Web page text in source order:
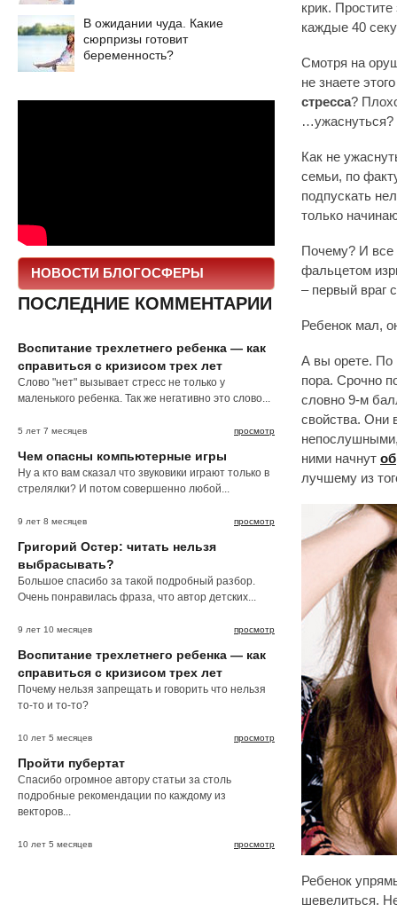
В ожидании чуда. Какие
сюрпризы готовит
беременность?
НОВОСТИ БЛОГОСФЕРЫ
ПОСЛЕДНИЕ КОММЕНТАРИИ
Воспитание трехлетнего ребенка — как
справиться с кризисом трех лет
Слово "нет" вызывает стресс не только у
маленького ребенка. Так же негативно это слово...
просмотр
5 лет 7 месяцев
Чем опасны компьютерные игры
Ну а кто вам сказал что звуковики играют только в
стрелялки? И потом совершенно любой...
просмотр
9 лет 8 месяцев
Григорий Остер: читать нельзя
выбрасывать?
Большое спасибо за такой подробный разбор.
Очень понравилась фраза, что автор детских...
просмотр
9 лет 10 месяцев
Воспитание трехлетнего ребенка — как
справиться с кризисом трех лет
Почему нельзя запрещать и говорить что нельзя
то-то и то-то?
просмотр
10 лет 5 месяцев
Пройти пубертат
Спасибо огромное автору статьи за столь
подробные рекомендации по каждому из
векторов...
просмотр
10 лет 5 месяцев
крик.
каждые 40
Смотря на
не знаете
стресса?
Как не
семьи, по
подпускать
только
Почему? И все
фальцетом
– первый враг
Ребенок мал,
А вы орете. По
пора. Срочно
словно 9-м
свойства. Они
ними начнут
лучшему из
Ребенок
шевелиться.